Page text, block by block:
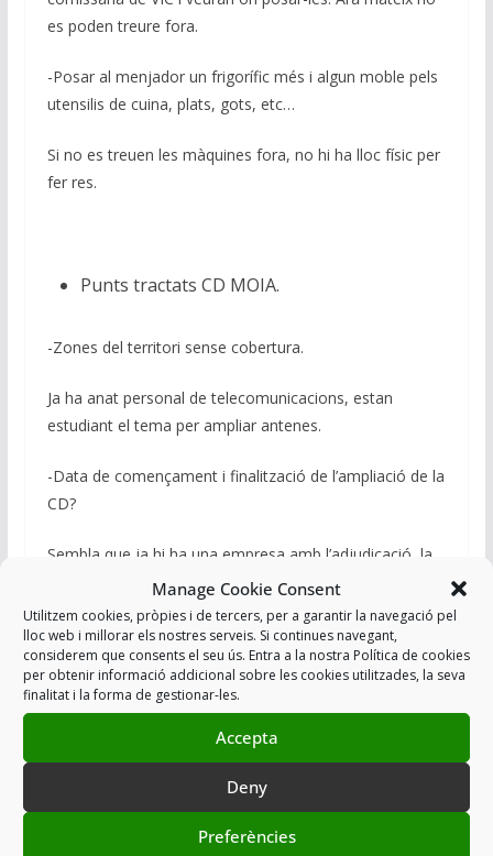
Manage Cookie Consent
Utilitzem cookies, pròpies i de tercers, per a garantir la navegació pel
lloc web i millorar els nostres serveis. Si continues navegant,
considerem que consents el seu ús. Entra a la nostra Política de cookies
per obtenir informació addicional sobre les cookies utilitzades, la seva
finalitat i la forma de gestionar-les.
Accepta
Deny
Preferències
es poden treure fora.
-Posar al menjador un frigorífic més i algun moble pels
utensilis de cuina, plats, gots, etc…
Si no es treuen les màquines fora, no hi ha lloc físic per
fer res.
Punts tractats CD MOIA.
-Zones del territori sense cobertura.
Ja ha anat personal de telecomunicacions, estan
estudiant el tema per ampliar antenes.
-Data de començament i finalització de l’ampliació de la
CD?
Sembla que ja hi ha una empresa amb l’adjudicació, la
intenció es començar a principis de març i trigaran 16
setmanes a finalitzar.
IMPORTANT!!!
Us volem recordar, companys i companyes, que
nosaltres som POLICIES, no JARDINERS, ni
ELECTRICISTES. Alguns lluitem per unes condiciones de
treball dignes, segures i amb la formació adient i altres